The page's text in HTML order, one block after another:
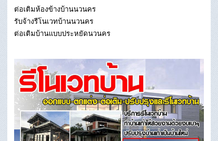
ต่อเติมห้องข้างบ้านนวนคร
รับจ้างรีโนเวทบ้านนวนคร
ต่อเติมบ้านแบบประหยัดนวนคร